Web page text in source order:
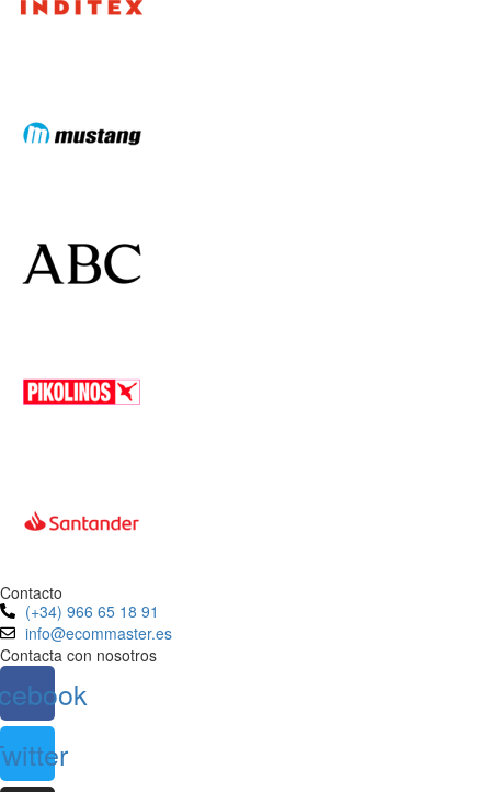
Contacto
(+34) 966 65 18 91
info@ecommaster.es
Contacta con nosotros